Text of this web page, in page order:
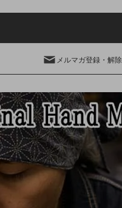
メルマガ登録・解除